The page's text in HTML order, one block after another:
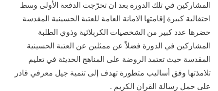
المشاركين في تلك الدورة بعد ان تخرّجت الدفعة الأولى وسط
احتفالية كبيرة إقامتها الامانة العامة للعتبة الحسينية المقدسة
حضرها عدد كبير من الشخصيات الكربلائية وذوي الطلبة
المشاركين في الدورة فضلاً عن ممثلين عن العتبة الحسينية
المقدسة حيث تعتمد الروضة على المناهج الحديثة في تعليم
تلامذتها وفق أساليب متطورة تهدف إلى تنمية جيل معرفي قادر
على حمل رسالة القران الكريم .